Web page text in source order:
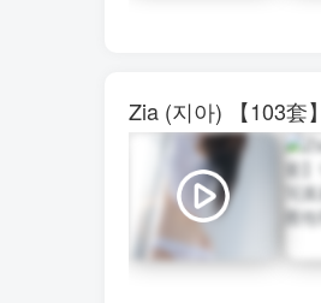
Zia (지아) 【103套